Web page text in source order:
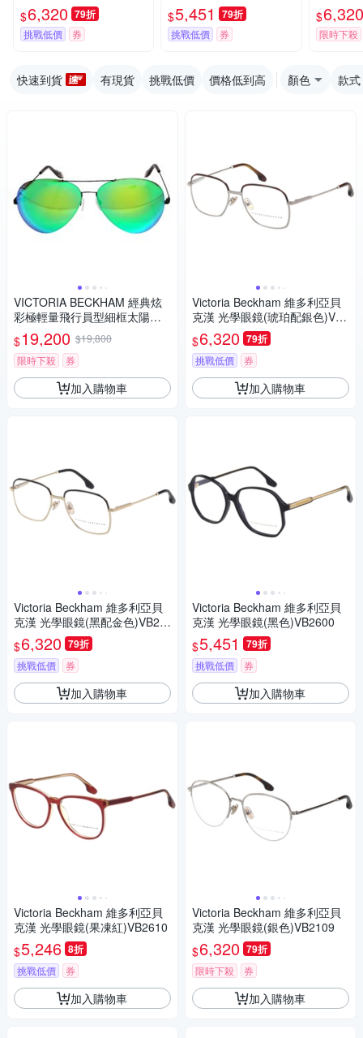
鏡(琥珀配銀色)VB210
8
$6,320 79折
挑戰低價 券
鏡(黑色)VB2600
$5,451 79折
挑戰低價 券
鏡(銀
$6,320
限時下殺
快速到貨 有現貨 挑戰低價 價格低到高 顏色 款式
VICTORIA BECKHAM 經典炫
彩極輕量飛行員型細框太陽眼
鏡(綠色)
$19,200 $19,800
限時下殺
券
加入購物車
Victoria Beckham 維多利亞貝
克漢 光學眼鏡(黑配金色)VB21
08
$6,320 79折
挑戰低價 券
加入購物車
Victoria Beckham 維多利亞貝
克漢 光學眼鏡(果凍紅)VB2610
$5,246 8折
挑戰低價 券
加入購物車
Victoria Beckham 維多利亞貝
克漢 光學眼鏡(琥珀配銀色)VB2
108
$6,320 79折
挑戰低價 券
加入購物車
Victoria Beckham 維多利亞貝
克漢 光學眼鏡(黑色)VB2600
$5,451 79折
挑戰低價 券
加入購物車
Victoria Beckham 維多利亞貝
克漢 光學眼鏡(銀色)VB2109
$6,320 79折
限時下殺 券
加入購物車